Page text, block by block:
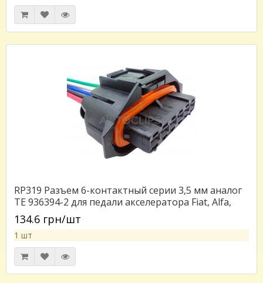
RP319 Разъем 6-контактный серии 3,5 мм аналог
TE 936394-2 для педали акселератора Fiat, Alfa,
Hyundai, Kia, Smart, Lada
134.6 грн/шт
1 шт